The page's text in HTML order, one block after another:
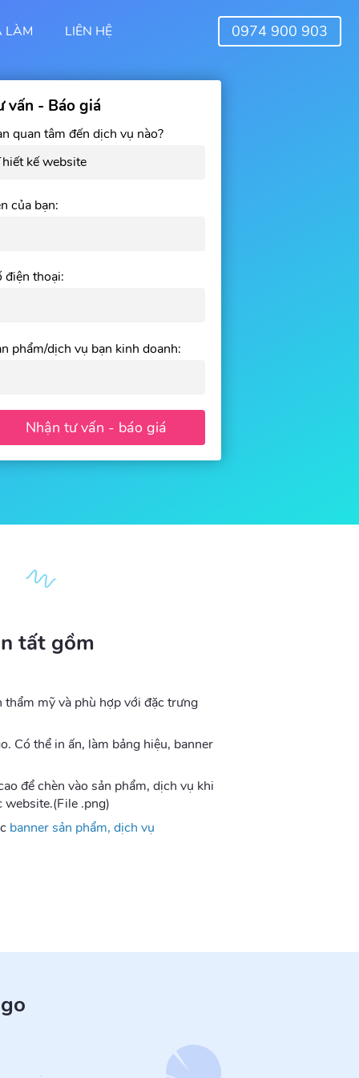
LÀM LIÊN HỆ 0974 900 903
vấn - Báo giá
quan tâm đến dịch vụ nào?
của bạn:
điện thoại:
phẩm/dịch vụ bạn kinh doanh:
tất gồm
mỹ và phù hợp với đặc trưng
Có thể in ấn, làm bảng hiệu, banner
để chèn vào sản phẩm, dịch vụ khi
website.(File .png)
banner sản phẩm, dịch vụ